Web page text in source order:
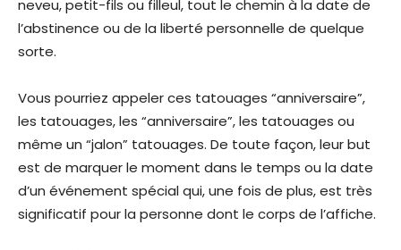
neveu, petit-fils ou filleul, tout le chemin à la date de
l’abstinence ou de la liberté personnelle de quelque
sorte.
Vous pourriez appeler ces tatouages “anniversaire”,
les tatouages, les “anniversaire”, les tatouages ou
même un “jalon” tatouages. De toute façon, leur but
est de marquer le moment dans le temps ou la date
d’un événement spécial qui, une fois de plus, est très
significatif pour la personne dont le corps de l’affiche.